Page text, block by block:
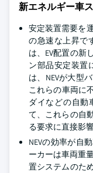
新エネルギー車
安定装置需要を
の急速な上昇で
は、EV配置の新
ン部品安定装置
は、NEVが大型
これらの車両に
ダイなどの自動
て、これらの自
る要求に直接影
NEVの効率が自
ーカーは車両重
置システムのた